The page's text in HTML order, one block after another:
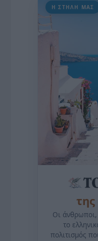
Η ΣΤΗΛΗ ΜΑΣ
Οι άνθρωποι,
το
πολιτισμός